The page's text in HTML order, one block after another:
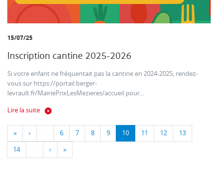
15/07/25
Inscription cantine 2025-2026
Si votre enfant ne fréquentait pas la cantine en 2024-2025, rendez-
vous sur https://portail.berger-
levrault.fr/MairiePrixLesMezieres/accueil pour...
Lire la suite
« ‹ … 6 7 8 9 10 11 12 13
14 … › »